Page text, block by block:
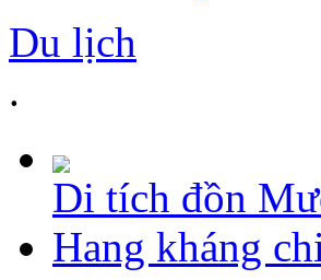
Du lịch
.
Di tích đồn
Hang kháng